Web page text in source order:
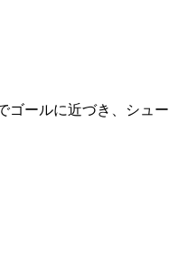
ゴールに近づき、シュー